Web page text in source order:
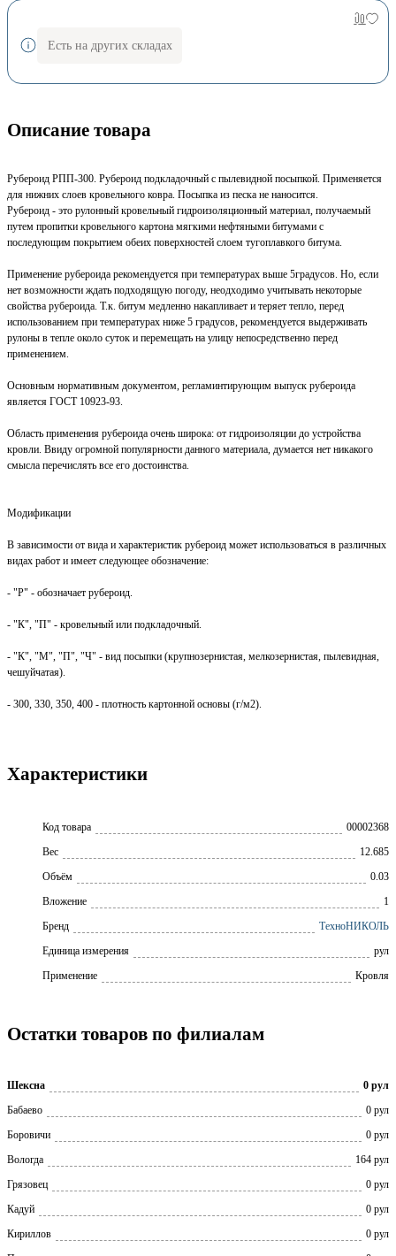
Есть на других складах
Описание товара
Рубероид РПП-300. Рубероид подкладочный с пылевидной посыпкой. Применяется
для нижних слоев кровельного ковра. Посыпка из песка не наносится.
Рубероид - это рулонный кровельный гидроизоляционный материал, получаемый
путем пропитки кровельного картона мягкими нефтяными битумами с
последующим покрытием обеих поверхностей слоем тугоплавкого битума.
Применение рубероида рекомендуется при температурах выше 5градусов. Но, если
нет возможности ждать подходящую погоду, неодходимо учитывать некоторые
свойства рубероида. Т.к. битум медленно накапливает и теряет тепло, перед
использованием при температурах ниже 5 градусов, рекомендуется выдерживать
рулоны в тепле около суток и перемещать на улицу непосредственно перед
применением.
Основным нормативным документом, регламинтирующим выпуск рубероида
является ГОСТ 10923-93.
Область применения рубероида очень широка: от гидроизоляции до устройства
кровли. Ввиду огромной популярности данного материала, думается нет никакого
смысла перечислять все его достоинства.
Модификации
В зависимости от вида и характеристик рубероид может использоваться в различных
видах работ и имеет следующее обозначение:
- "Р" - обозначает рубероид.
- "К", "П" - кровельный или подкладочный.
- "К", "М", "П", "Ч" - вид посыпки (крупнозернистая, мелкозернистая, пылевидная,
чешуйчатая).
- 300, 330, 350, 400 - плотность картонной основы (г/м2).
Характеристики
Код товара
00002368
Вес
12.685
Объём
0.03
Вложение
1
Бренд
ТехноНИКОЛЬ
Единица измерения
рул
Применение
Кровля
Остатки товаров по филиалам
Шексна
0 рул
Бабаево
0 рул
Боровичи
0 рул
Вологда
164 рул
Грязовец
0 рул
Кадуй
0 рул
Кириллов
0 рул